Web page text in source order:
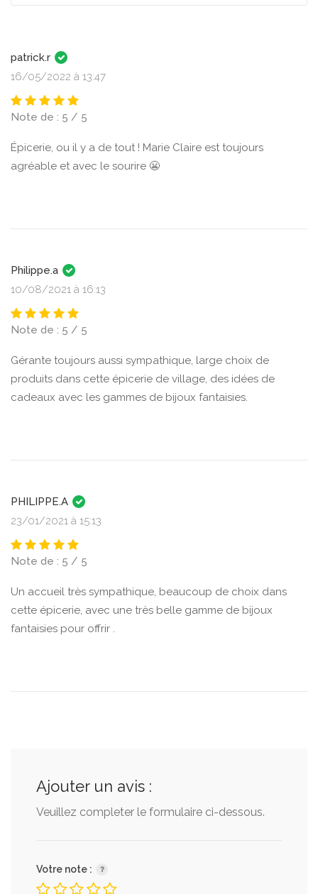
patrick.r
16/05/2022 à 13:47
Note de : 5 / 5
Épicerie, ou il y a de tout ! Marie Claire est toujours
agréable et avec le sourire 😬
Philippe.a
10/08/2021 à 16:13
Note de : 5 / 5
Gérante toujours aussi sympathique, large choix de
produits dans cette épicerie de village, des idées de
cadeaux avec les gammes de bijoux fantaisies.
PHILIPPE.A
23/01/2021 à 15:13
Note de : 5 / 5
Un accueil très sympathique, beaucoup de choix dans
cette épicerie, avec une très belle gamme de bijoux
fantaisies pour offrir .
Ajouter un avis :
Veuillez completer le formulaire ci-dessous.
Votre note :